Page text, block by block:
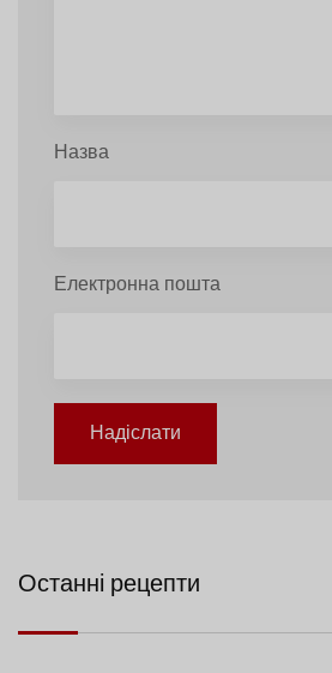
Назва
Електронна пошта
Надіслати
Останні рецепти